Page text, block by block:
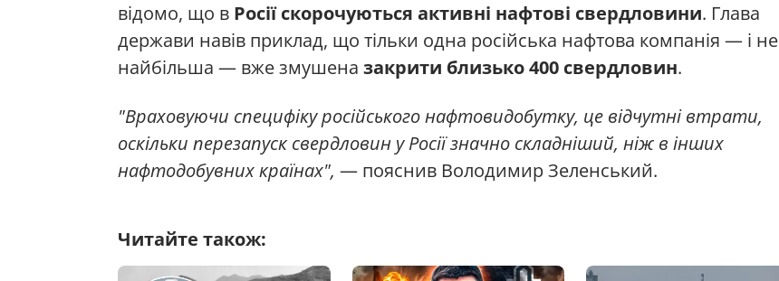
відомо, що в Росії скорочуються активні нафтові свердловини. Глава
держави навів приклад, що тільки одна російська нафтова компанія — і не
найбільша — вже змушена закрити близько 400 свердловин.
"Враховуючи специфіку російського нафтовидобутку, це відчутні втрати,
оскільки перезапуск свердловин у Росії значно складніший, ніж в інших
нафтодобувних країнах", — пояснив Володимир Зеленський.
Читайте також: